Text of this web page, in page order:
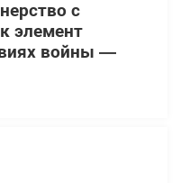
с
элемент
войны —